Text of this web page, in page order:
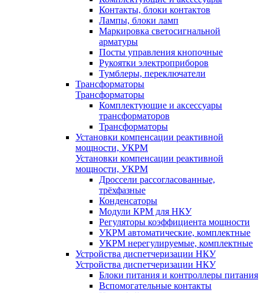
Контакты, блоки контактов
Лампы, блоки ламп
Маркировка светосигнальной
арматуры
Посты управления кнопочные
Рукоятки электроприборов
Тумблеры, переключатели
Трансформаторы
Трансформаторы
Комплектующие и аксессуары
трансформаторов
Трансформаторы
Установки компенсации реактивной
мощности, УКРМ
Установки компенсации реактивной
мощности, УКРМ
Дроссели рассогласованные,
трёхфазные
Конденсаторы
Модули КРМ для НКУ
Регуляторы коэффициента мощности
УКРМ автоматические, комплектные
УКРМ нерегулируемые, комплектные
Устройства диспетчеризации НКУ
Устройства диспетчеризации НКУ
Блоки питания и контроллеры питания
Вспомогательные контакты